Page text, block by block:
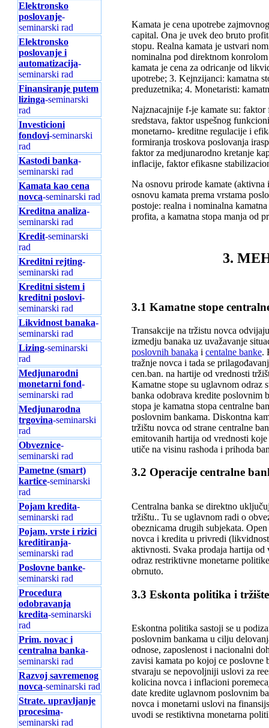
Elektronsko
poslovanje-
seminarski rad
Elektronsko
poslovanje i
automatizacija-
seminarski rad
Finansiranje putem
lizinga-seminarski
rad
Investicioni
fondovi-seminarski
rad
Kastodi banka-
seminarski rad
Kamata kao cena
novca-seminarski rad
Kreditna analiza-
seminarski rad
Kredit-seminarski
rad
Kreditni rejting-
seminarski rad
Kreditni sistem i
kreditni poslovi-
seminarski rad
Likvidnost banaka-
seminarski rad
Lizing-seminarski
rad
Medjunarodni
monetarni fond-
seminarski rad
Medjunarodna
trgovina-seminarski
rad
Obveznice-
seminarski rad
Pametne (smart)
kartice-seminarski
rad
Pojam kredita-
seminarski rad
Pojam, vrste i rizici
kreditiranja-
seminarski rad
Poslovne banke-
seminarski rad
Procedura
odobravanja
kredita-seminarski
rad
Prim. novac i
centralna banka-
seminarski rad
Razvoj savremenog
novca-seminarski rad
Strate. upravljanje
procesima-
seminarski rad
Kamata je cena upotrebe
capital. Ona je uvek deo bruto
stopu. Realna kamata je ustvari
nominalna pod direktnom
kamata je cena za odricanje od
upotrebe; 3. Kejnzijanci: kamatna
preduzetnika; 4. Monetaristi:
Najznacajnije f-je kamate su: faktor
sredstava, faktor uspešnog
monetarno- kreditne regulacije i
formiranja troskova poslovanja
faktor za medjunarodno kretanje
inflacije, faktor efikasne
Na osnovu prirode kamate (aktivna
osnovu kamata prema vrstama
postoje: realna i nominalna
profita, a kamatna stopa manja od
3.
3.1 Kamatne stope
Transakcije na tržistu novca
izmedju banaka uz uvažavanje
poslovnih banaka i centalne banke.
tražnje novca i tada se
cen.ban. na hartije od vrednosti
Kamatne stope su uglavnom odraz
banka odobrava kredite poslovnim
stopa je kamatna stopa centralne
poslovnim bankama. Diskontna
tržištu novca od strane centralne
emitovanih hartija od vrednosti
utiče na visinu rashoda i prihoda
3.2 Operacije centralne
Centralna banka se direktno
tržištu.. Tu se uglavnom radi o
obeznicama drugih subjekata.
novca i kredita u privredi
aktivnosti. Svaka prodaja hartija od
odraz restriktivne monetarne
obrnuto.
3.3 Eskonta politika i
Eskontna politika sastoji se u
poslovnim bankama u cilju
odnose, zaposlenost i nacionalni
zavisi kamata po kojoj ce poslovne
stvaraju se nepovoljniji uslovi za
kolicina novca i inflacioni
date kredite uglavnom poslovnim
novca i monetarni uslovi na
uvodi se restiktivna monetarna